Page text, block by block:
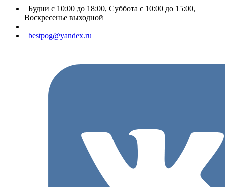
Будни с 10:00 до 18:00, Суббота с 10:00 до 15:00,
Воскресенье выходной
bestpog@yandex.ru